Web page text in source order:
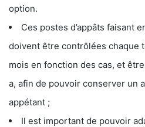
option.
Ces postes d’appâts faisant
doivent être contrôlées chaque
mois en fonction des cas, et
a, afin de pouvoir conserver un
appétant ;
Il est important de pouvoir